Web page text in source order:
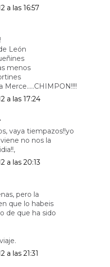
a las 16:57
León
menos
a las 17:24
vaya tiempazos!!yo
no nos la
a las 20:13
pero la
que lo habeis
de que ha sido
a las 21:31